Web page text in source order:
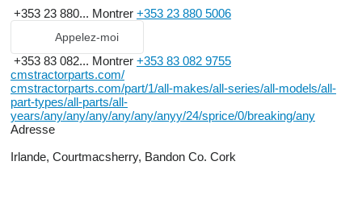
+353 23 880... Montrer +353 23 880 5006
Appelez-moi
+353 83 082... Montrer +353 83 082 9755
cmstractorparts.com/
cmstractorparts.com/part/1/all-makes/all-series/all-models/all-
part-types/all-parts/all-
years/any/any/any/any/any/anyy/24/sprice/0/breaking/any
Adresse
Irlande, Courtmacsherry, Bandon Co. Cork